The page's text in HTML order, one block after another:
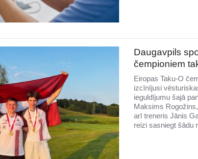
Daugavpils
čempioniem
Eiropas Taku-O
izcīnījusi
ieguldījumu šajā
Maksims
arī treneris Jānis
reizi sasniegt šādu